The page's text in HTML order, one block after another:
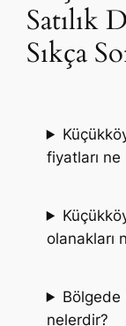
Satılık
Sıkça
fiyatları ne
olanakları
Bölgede
nelerdir?